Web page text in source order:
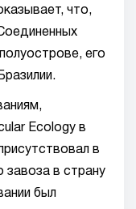
что,
его
Ecology в
в
завоза в страну
был